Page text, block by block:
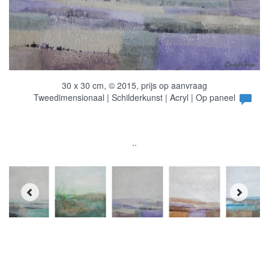
30 x 30 cm, © 2015, prijs op aanvraag
Tweedimensionaal | Schilderkunst | Acryl | Op paneel
..